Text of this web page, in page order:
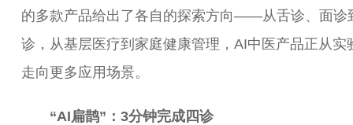
的多款产品给出了各自的探索方向——从舌诊、面诊
诊，从基层医疗到家庭健康管理，AI中医产品正从实
走向更多应用场景。
“AI扁鹊”：3分钟完成四诊